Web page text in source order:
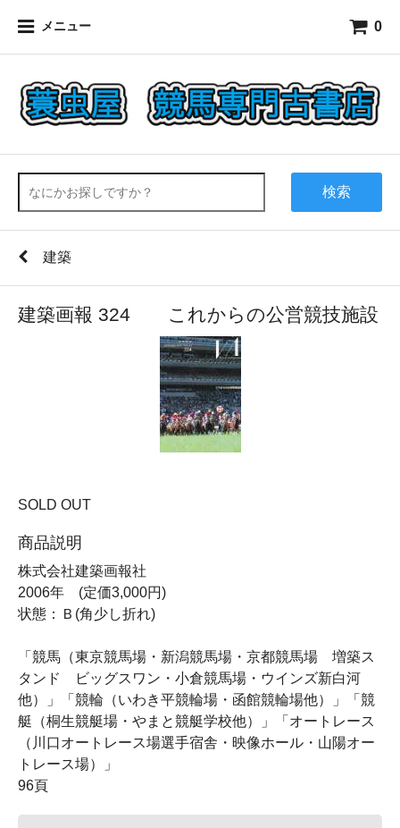
メニュー 0
検索
建築
建築画報 324 これからの公営競技施設
SOLD OUT
商品説明
株式会社建築画報社
2006年 (定価3,000円)
状態：Ｂ(角少し折れ)
「競馬（東京競馬場・新潟競馬場・京都競馬場 増築ス
タンド ビッグスワン・小倉競馬場・ウインズ新白河
他）」「競輪（いわき平競輪場・函館競輪場他）」「競
艇（桐生競艇場・やまと競艇学校他）」「オートレース
（川口オートレース場選手宿舎・映像ホール・山陽オー
トレース場）」
96頁